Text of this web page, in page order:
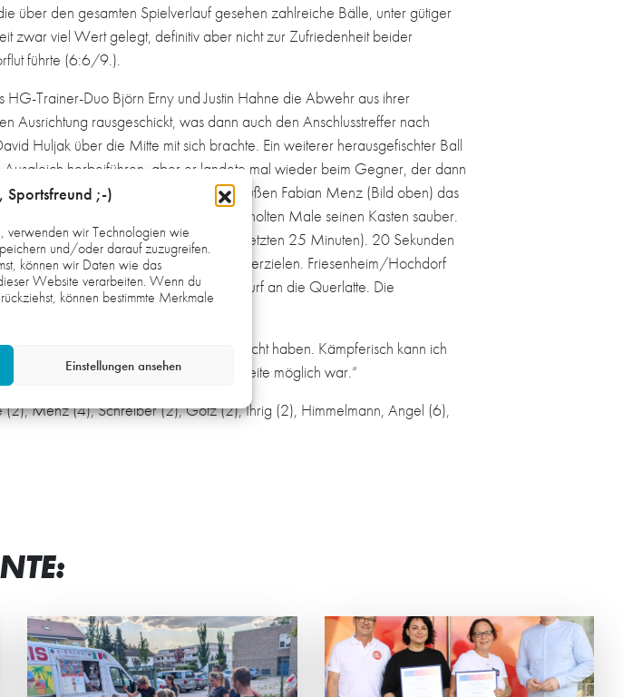
Sportsfreund ;-)
verwenden wir Technologien wie
und/oder darauf zuzugreifen.
können wir Daten wie das
Website verarbeiten. Wenn du
können bestimmte Merkmale
Einstellungen ansehen
über den gesamten Spielverlauf gesehen zahlreiche Bälle, unter gütiger
zwar viel Wert gelegt, definitiv aber nicht zur Zufriedenheit beider
führte (6:6/9.).
HG-Trainer-Duo Björn Erny und Justin Hahne die Abwehr aus ihrer
Ausrichtung rausgeschickt, was dann auch den Anschlusstreffer nach
Huljak über die Mitte mit sich brachte. Ein weiterer herausgefischter Ball
herbeiführen, aber er landete mal wieder beim Gegner, der dann
Über zweite Welle besorgte Linksaußen Fabian Menz (Bild oben) das
Gawen Weingärtner zum wiederholten Male seinen Kasten sauber.
der Aufholjagd (11/2 Paraden in den letzten 25 Minuten). 20 Sekunden
von halblinks vorbehalten, das Remis zu erzielen. Friesenheim/Hochdorf
anschließend noch einen satten Wurf an die Querlatte. Die
war gerettet.
Fehler, die uns um den Sieg gebracht haben. Kämpferisch kann ich
uns nur aufgrund unserer Kaderbreite möglich war.“
Menz (4), Schreiber (2), Götz (2), Ihrig (2), Himmelmann, Angel (6),
“MAN BEKOMMT SO
VIEL ZURÜCK”